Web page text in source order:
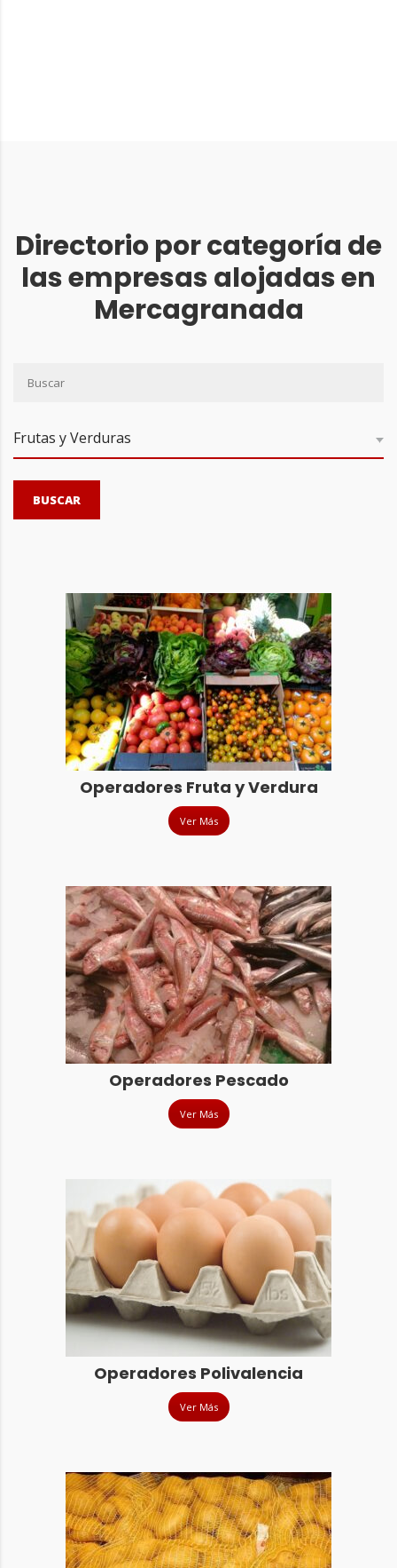
Directorio por categoría de
las empresas alojadas en
Mercagranada
Frutas y Verduras
Operadores Fruta y Verdura
Ver Más
Operadores Pescado
Ver Más
Operadores Polivalencia
Ver Más